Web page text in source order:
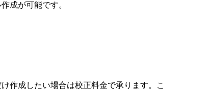
成が可能です。
作成したい場合は校正料金で承ります。こ